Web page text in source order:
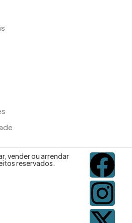
vender ou arrendar
reservados.